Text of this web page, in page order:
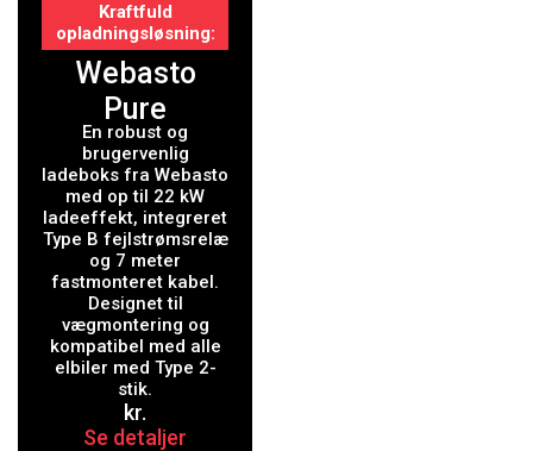
Kraftfuld
opladningsløsning
Webasto
Pure
Ladeboks 22
kW Type 2
Black Edition
med 7 mtr.
kabel -
Integreret
Type B
fejlstrømsrel
æ
En robust og
brugervenlig
ladeboks fra Webasto
med op til 22 kW
ladeeffekt, integreret
Type B fejlstrømsrelæ
og 7 meter
fastmonteret kabel.
Designet til
vægmontering og
kompatibel med alle
elbiler med Type 2-
stik.
kr.
Se detaljer